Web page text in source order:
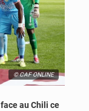
© CAF ONLINE
au Chili ce